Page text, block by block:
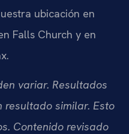
ubicación en
Falls Church y en
variar. Resultados
similar. Esto
Contenido revisado